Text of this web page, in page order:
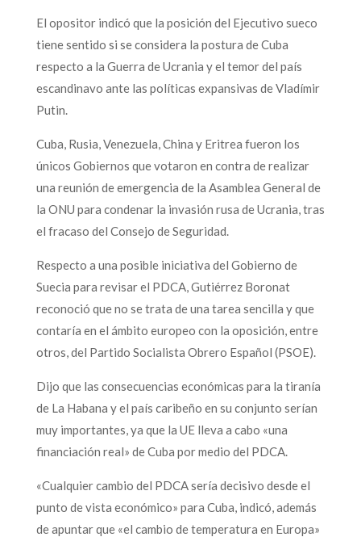
El opositor indicó que la posición del Ejecutivo sueco
tiene sentido si se considera la postura de Cuba
respecto a la Guerra de Ucrania y el temor del país
escandinavo ante las políticas expansivas de Vladímir
Putin.
Cuba, Rusia, Venezuela, China y Eritrea fueron los
únicos Gobiernos que votaron en contra de realizar
una reunión de emergencia de la Asamblea General de
la ONU para condenar la invasión rusa de Ucrania, tras
el fracaso del Consejo de Seguridad.
Respecto a una posible iniciativa del Gobierno de
Suecia para revisar el PDCA, Gutiérrez Boronat
reconoció que no se trata de una tarea sencilla y que
contaría en el ámbito europeo con la oposición, entre
otros, del Partido Socialista Obrero Español (PSOE).
Dijo que las consecuencias económicas para la tiranía
de La Habana y el país caribeño en su conjunto serían
muy importantes, ya que la UE lleva a cabo «una
financiación real» de Cuba por medio del PDCA.
«Cualquier cambio del PDCA sería decisivo desde el
punto de vista económico» para Cuba, indicó, además
de apuntar que «el cambio de temperatura en Europa»